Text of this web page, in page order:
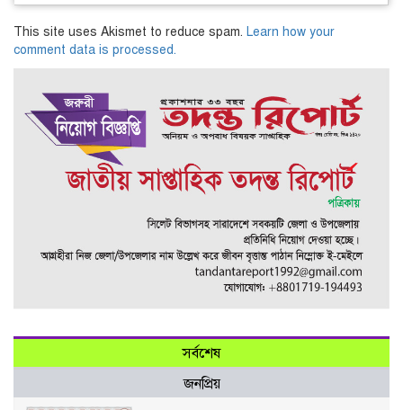
This site uses Akismet to reduce spam. Learn how your
comment data is processed.
সর্বশেষ
জনপ্রিয়